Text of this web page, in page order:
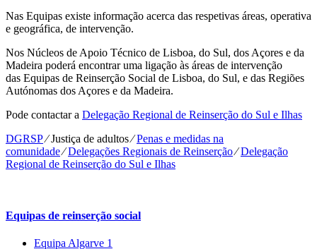
Nas Equipas existe informação acerca das respetivas áreas, operativa
e geográfica, de intervenção.
Nos Núcleos de Apoio Técnico de Lisboa, do Sul, dos Açores e da
Madeira poderá encontrar uma ligação às áreas de intervenção
das Equipas de Reinserção Social de Lisboa, do Sul, e das Regiões
Autónomas dos Açores e da Madeira.
Pode contactar a Delegação Regional de Reinserção do Sul e Ilhas
DGRSP⁄Justiça de adultos⁄Penas e medidas na
comunidade⁄Delegações Regionais de Reinserção⁄Delegação
Regional de Reinserção do Sul e Ilhas
Equipas de reinserção social
Equipa Algarve 1